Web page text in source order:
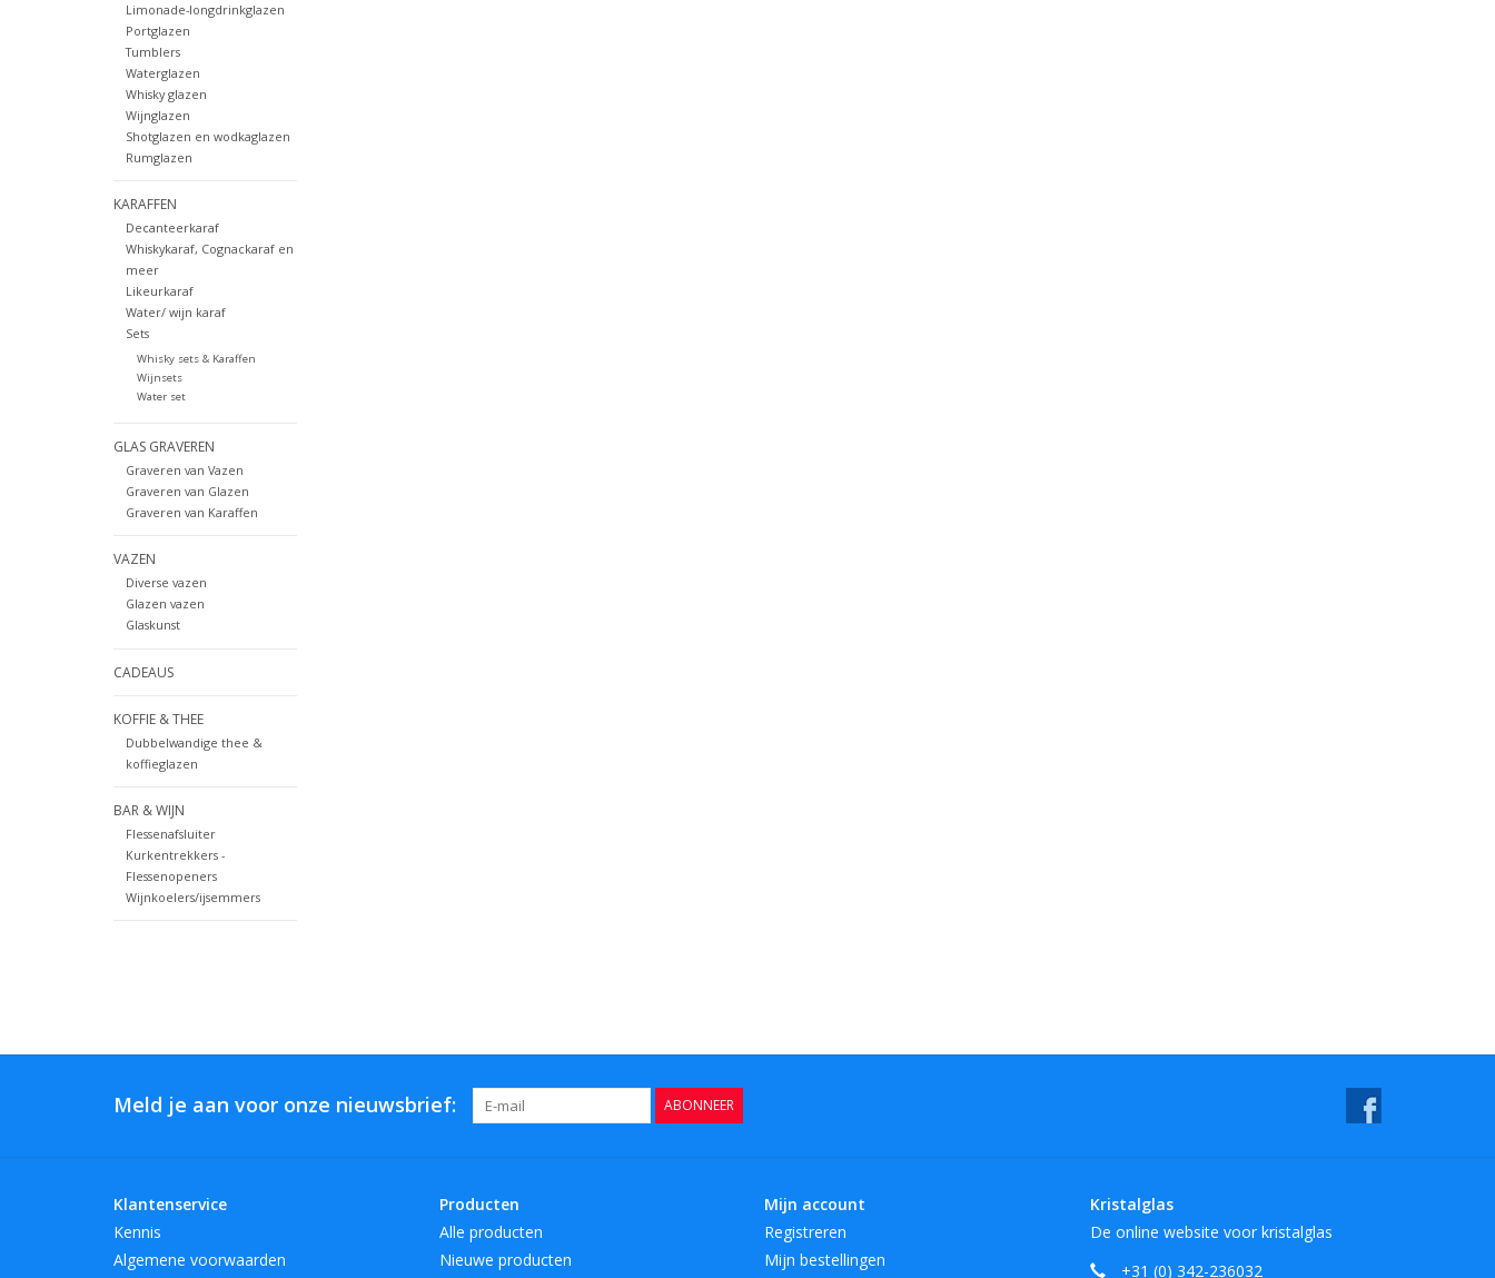
Limonade-longdrinkglazen
Portglazen
Tumblers
Waterglazen
Whisky glazen
Wijnglazen
Shotglazen en wodkaglazen
Rumglazen
KARAFFEN
Decanteerkaraf
Whiskykaraf, Cognackaraf en
meer
Likeurkaraf
Water/ wijn karaf
Sets
Whisky sets & Karaffen
Wijnsets
Water set
GLAS GRAVEREN
Graveren van Vazen
Graveren van Glazen
Graveren van Karaffen
VAZEN
Diverse vazen
Glazen vazen
Glaskunst
CADEAUS
KOFFIE & THEE
Dubbelwandige thee &
koffieglazen
BAR & WIJN
Flessenafsluiter
Kurkentrekkers -
Flessenopeners
Wijnkoelers/ijsemmers
Meld je aan voor onze nieuwsbrief: ABONNEER
Klantenservice
Kennis
Algemene voorwaarden
Producten
Alle producten
Nieuwe producten
Mijn account
Registreren
Mijn bestellingen
Kristalglas
De online website voor kristalglas
+31 (0) 342-236032